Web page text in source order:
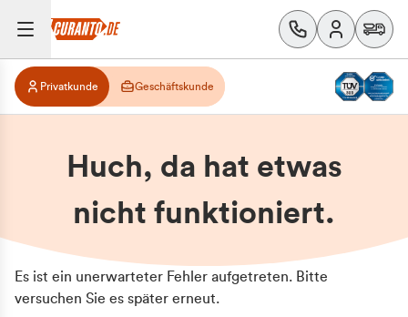
Privatkunde Geschäftskunde
Huch, da hat etwas
nicht funktioniert.
Es ist ein unerwarteter Fehler aufgetreten. Bitte
versuchen Sie es später erneut.